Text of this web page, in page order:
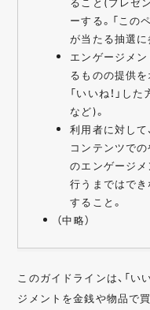
ーする。「この
が当たる抽選に
エンゲージメ
るものの提供
「いいね！」し
など)。
利用者に対し
コンテンツで
のエンゲージメ
行うまではでき
すること。
（中略）
このガイドラインは、「い
ジメントを金銭や物品で